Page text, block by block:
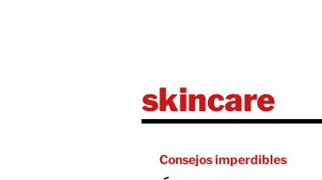
skincare
Consejos imperdibles